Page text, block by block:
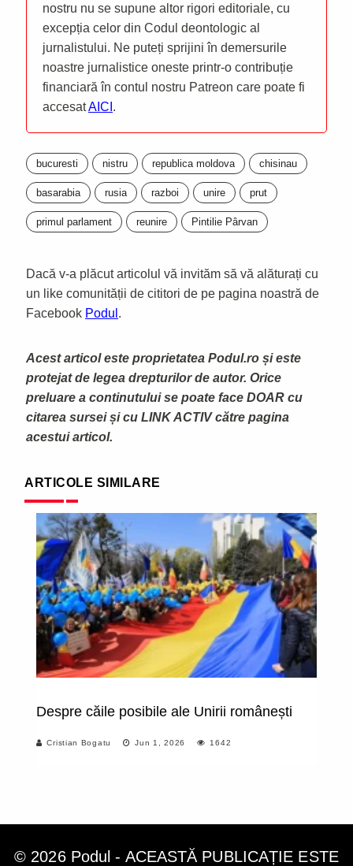
nostru nu se supune altor rigori editoriale, cu
excepția celor din Codul deontologic al
jurnalistului. Ne puteți sprijini în demersurile
noastre jurnalistice oneste printr-o contribuție
financiară în contul nostru Patreon care poate fi
accesatAICI .
bucuresti nistru republica moldova chisinau
basarabia rusia razboi unire prut
primul parlament reunire Pintilie Pârvan
Dacă v-a plăcut articolul vă invităm să vă alăturați cu
un like comunității de cititori de pe pagina noastră de
Facebook Podul .
Acest articol este proprietatea Podul.ro și este
protejat de legea drepturilor de autor. Orice
preluare a continutului se poate face DOAR cu
citarea sursei și cu LINK ACTIV către pagina
acestui articol.
ARTICOLE SIMILARE
Despre căile posibile ale Unirii românești
Cristian Bogatu Jun 1, 2026 1642
© 2026 Podul - ACEASTĂ PUBLICAȚIE ESTE